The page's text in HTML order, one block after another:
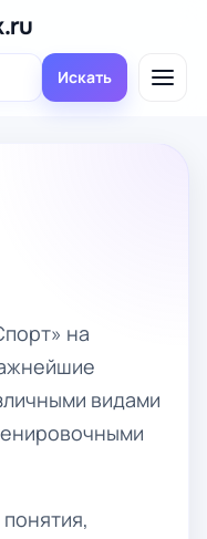
Искать
на
видами